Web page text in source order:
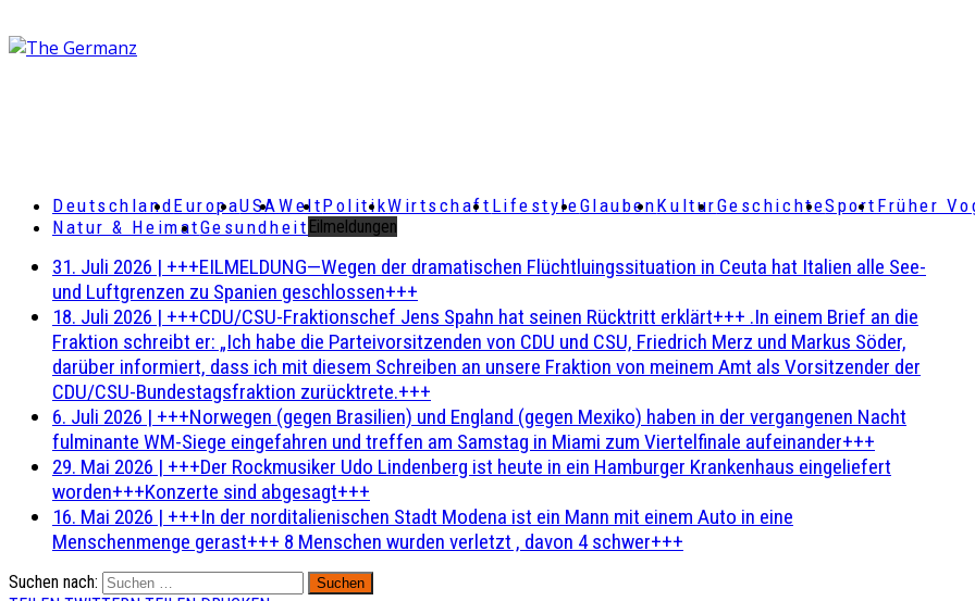
DeutschlandEuropaUSAWeltPolitikWirtschaft LifestyleGlaubenKulturGeschichteSport Früher
Natur & HeimatGesundheit Eilmeldungen
31. Juli 2026 | +++EILMELDUNG—Wegen der dramatischen Flüchtluingssituation in Ceuta hat Italien alle See-
und Luftgrenzen zu Spanien geschlossen+++
18. Juli 2026 | +++CDU/CSU-Fraktionschef Jens Spahn hat seinen Rücktritt erklärt+++ .In einem Brief an die
Fraktion schreibt er: „Ich habe die Parteivorsitzenden von CDU und CSU, Friedrich Merz und Markus Söder,
darüber informiert, dass ich mit diesem Schreiben an unsere Fraktion von meinem Amt als Vorsitzender der
CDU/CSU-Bundestagsfraktion zurücktrete.+++
6. Juli 2026 | +++Norwegen (gegen Brasilien) und England (gegen Mexiko) haben in der vergangenen Nacht
fulminante WM-Siege eingefahren und treffen am Samstag in Miami zum Viertelfinale aufeinander+++
29. Mai 2026 | +++Der Rockmusiker Udo Lindenberg ist heute in ein Hamburger Krankenhaus eingeliefert
worden+++Konzerte sind abgesagt+++
16. Mai 2026 | +++In der norditalienischen Stadt Modena ist ein Mann mit einem Auto in eine
Menschenmenge gerast+++ 8 Menschen wurden verletzt , davon 4 schwer+++
Suchen nach: